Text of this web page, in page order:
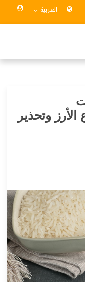
العربية
وتحذير